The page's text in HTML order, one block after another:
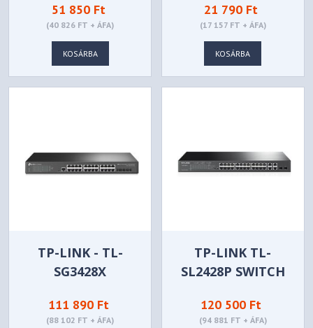
51 850 Ft
(40 826 FT + ÁFA)
KOSÁRBA
21 790 Ft
(17 157 FT + ÁFA)
KOSÁRBA
TP-LINK - TL-
SG3428X
111 890 Ft
(88 102 FT + ÁFA)
TP-LINK TL-
SL2428P SWITCH
120 500 Ft
(94 881 FT + ÁFA)